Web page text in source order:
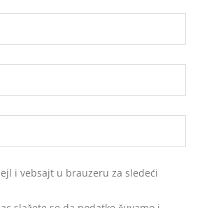
i vebsajt u brauzeru za sledeći